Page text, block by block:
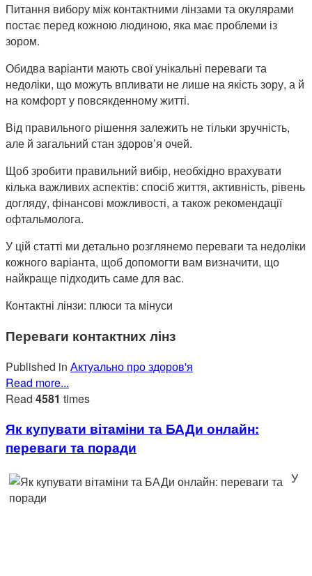
Питання вибору між контактними лінзами та окулярами
постає перед кожною людиною, яка має проблеми із
зором.
Обидва варіанти мають свої унікальні переваги та
недоліки, що можуть впливати не лише на якість зору, а й
на комфорт у повсякденному житті.
Від правильного рішення залежить не тільки зручність,
але й загальний стан здоров’я очей.
Щоб зробити правильний вибір, необхідно врахувати
кілька важливих аспектів: спосіб життя, активність, рівень
догляду, фінансові можливості, а також рекомендації
офтальмолога.
У цій статті ми детально розглянемо переваги та недоліки
кожного варіанта, щоб допомогти вам визначити, що
найкраще підходить саме для вас.
Контактні лінзи: плюси та мінуси
Переваги контактних лінз
Published in Актуально про здоров'я
Read more...
Read 4581 times
Як купувати вітаміни та БАДи онлайн:
переваги та поради
У